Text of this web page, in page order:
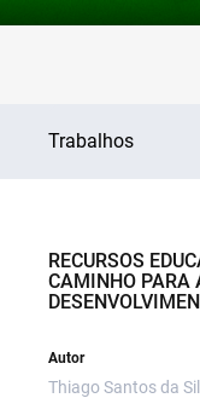
Trabalhos
RECURSOS
CAMINHO PARA
Autor
Thiago Santos da